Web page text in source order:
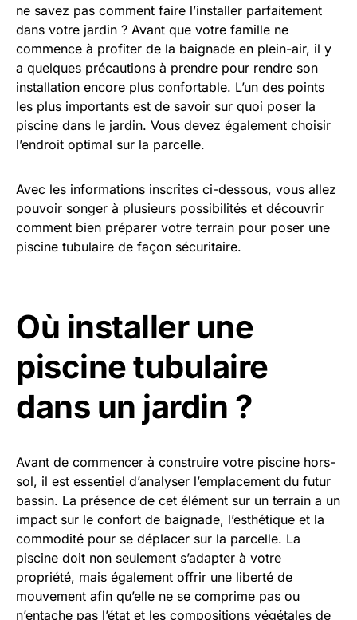
ne savez pas comment faire l’installer parfaitement
dans votre jardin ? Avant que votre famille ne
commence à profiter de la baignade en plein-air, il y
a quelques précautions à prendre pour rendre son
installation encore plus confortable. L’un des points
les plus importants est de savoir sur quoi poser la
piscine dans le jardin. Vous devez également choisir
l’endroit optimal sur la parcelle.
Avec les informations inscrites ci-dessous, vous allez
pouvoir songer à plusieurs possibilités et découvrir
comment bien préparer votre terrain pour poser une
piscine tubulaire de façon sécuritaire.
Où installer une
piscine tubulaire
dans un jardin ?
Avant de commencer à construire votre piscine hors-
sol, il est essentiel d’analyser l’emplacement du futur
bassin. La présence de cet élément sur un terrain a un
impact sur le confort de baignade, l’esthétique et la
commodité pour se déplacer sur la parcelle. La
piscine doit non seulement s’adapter à votre
propriété, mais également offrir une liberté de
mouvement afin qu’elle ne se comprime pas ou
n’entache pas l’état et les compositions végétales de